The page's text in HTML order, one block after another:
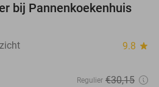
42%
bij Pannenkoekenhuis
9.8 star
Regulier €30,15